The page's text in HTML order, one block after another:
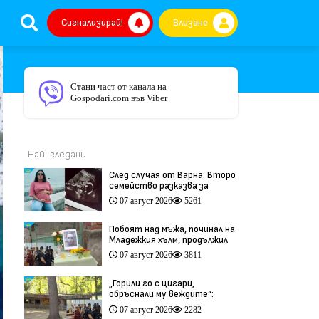
Сигнализирай! Влизане
Стани част от канала на
Gospodari.com във Viber
Най-гледани
След случая от Варна: Второ
семейство разказва за
трагедия след бременност
при същия лекар (видео)
07 август 2026 5261
Побоят над мъжа, починал на
Младежкия хълм, продължил
повече от час (видео)
07 август 2026 3811
„Горили го с цигари,
обръснали му веждите“:
Побойниците от Пловдив
остават в ареста (видео)
07 август 2026 2282